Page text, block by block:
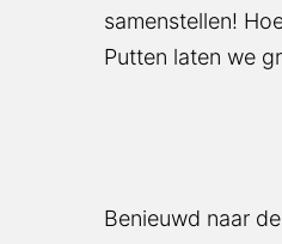
Hoe? Neem via
graag zien wat er
Benieuwd naar